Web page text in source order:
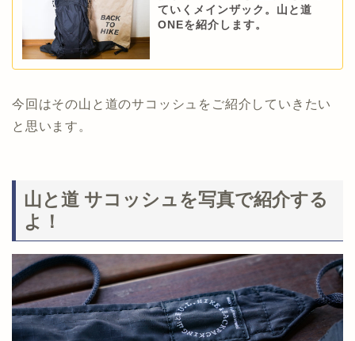
ていくメインザック。山と道
ONEを紹介します。
今回はその山と道のサコッシュをご紹介していきたい
と思います。
山と道 サコッシュを写真で紹介する
よ！